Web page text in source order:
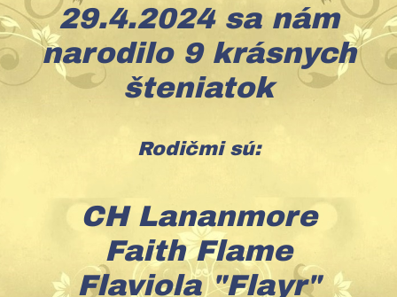
29.4.2024 sa nám
narodilo 9 krásnych
šteniatok
Rodičmi sú:
CH Lananmore
Faith Flame
Flaviola "Flayr"